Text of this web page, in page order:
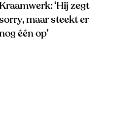
Kraamwerk: ‘Hij zegt
maar steekt er
één op’